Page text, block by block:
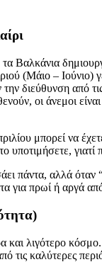
Βαλκάνια
(Μάιο – Ιούνιο)
διεύθυνση από
οι άνεμοι
μπορεί να
υποτιμήσετε,
πάντα, αλλά
για πρωί ή αργά
λιγότερο
τις καλύτερες